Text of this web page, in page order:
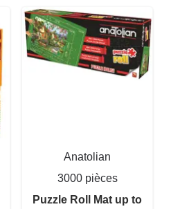
Anatolian
3000 pièces
Puzzle Roll Mat up to